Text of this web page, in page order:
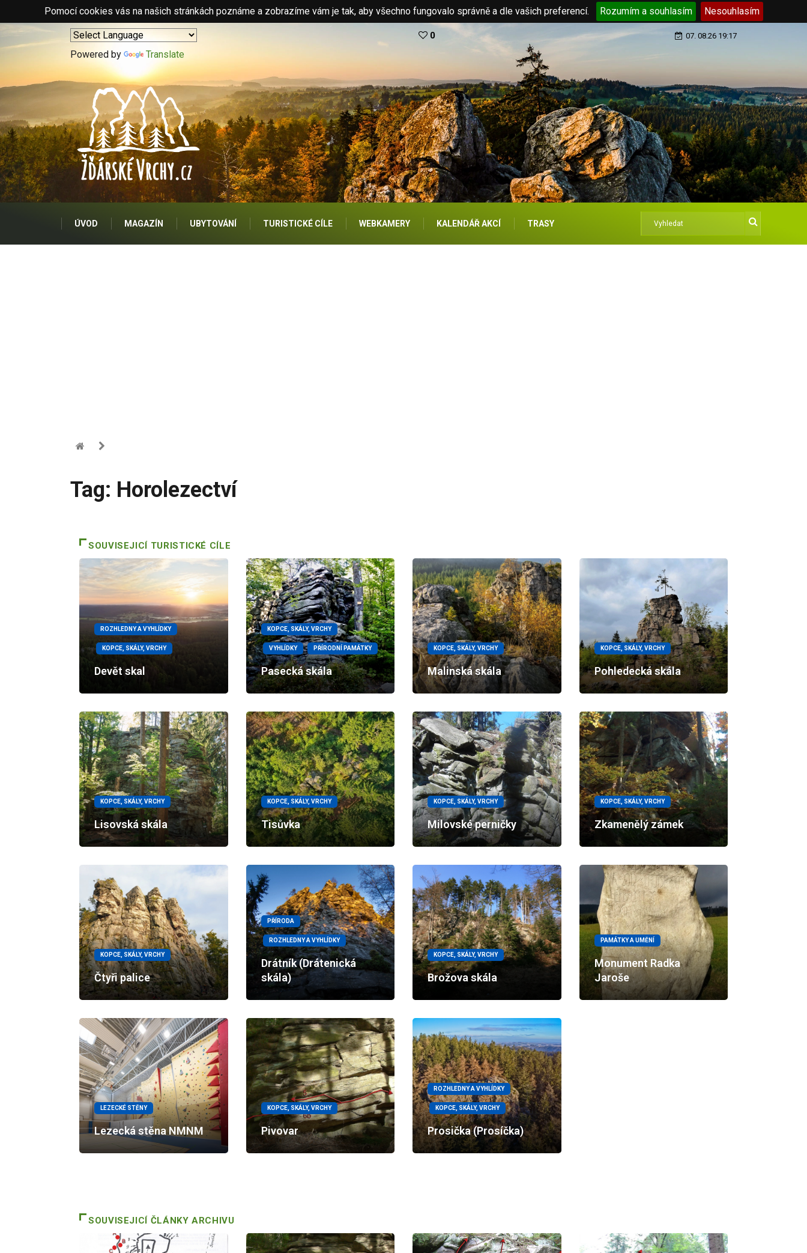
Pomocí cookies vás na našich stránkách poznáme a zobrazíme vám je tak, aby všechno fungovalo správně a dle vašich preferencí. Rozumím a souhlasím Nesouhlasím
Powered by Translate
0 07. 08.26 19:17
ÚVOD MAGAZÍN UBYTOVÁNÍ TURISTICKÉ CÍLE WEBKAMERY KALENDÁŘ AKCÍ TRASY
Tag: Horolezectví
SOUVISEJICÍ TURISTICKÉ CÍLE
ROZHLEDNY A VYHLÍDKY
KOPCE, SKÁLY, VRCHY
Devět skal
KOPCE, SKÁLY, VRCHY
VYHLÍDKY PŘÍRODNÍ PAMÁTKY
Pasecká skála
KOPCE, SKÁLY, VRCHY
Malinská skála
KOPCE, SKÁLY, VRCHY
Pohledecká skála
KOPCE, SKÁLY, VRCHY
Lisovská skála
KOPCE, SKÁLY, VRCHY
Tisůvka
KOPCE, SKÁLY, VRCHY
Milovské perničky
KOPCE, SKÁLY, VRCHY
Zkamenělý zámek
KOPCE, SKÁLY, VRCHY
Čtyři palice
PŘÍRODA
ROZHLEDNY A VYHLÍDKY
Drátník (Drátenická
skála)
KOPCE, SKÁLY, VRCHY
Brožova skála
PAMÁTKY A UMĚNÍ
Monument Radka
Jaroše
LEZECKÉ STĚNY
Lezecká stěna NMNM
KOPCE, SKÁLY, VRCHY
Pivovar
ROZHLEDNY A VYHLÍDKY
KOPCE, SKÁLY, VRCHY
Prosička (Prosíčka)
SOUVISEJICÍ ČLÁNKY ARCHIVU